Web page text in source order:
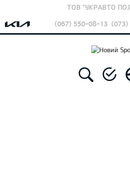
ТОВ "УКРАВТО
(067) 550-08-13